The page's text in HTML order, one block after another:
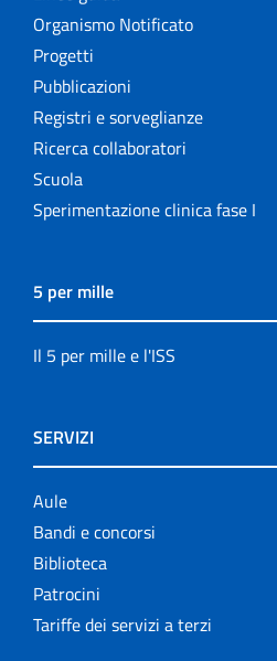
Organismo Notificato
Progetti
Pubblicazioni
Registri e sorveglianze
Ricerca collaboratori
Scuola
Sperimentazione clinica fase I
5 per mille
Il 5 per mille e l'ISS
SERVIZI
Aule
Bandi e concorsi
Biblioteca
Patrocini
Tariffe dei servizi a terzi